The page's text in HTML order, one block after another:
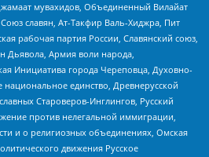
мувахидов, Объединенный Вилайат
славян, Ат-Такфир Валь-Хиджра, Пит
рабочая партия России, Славянский союз,
Дьявола, Армия воли народа,
Инициатива города Череповца, Духовно-
национальное единство, Древнерусской
Староверов-Инглингов, Русский
против нелегальной иммиграции,
и о религиозных объединениях, Омская
движения Русское